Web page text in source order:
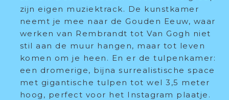
zijn eigen muziektrack. De kunstkamer
neemt je mee naar de Gouden Eeuw, waar
werken van Rembrandt tot Van Gogh niet
stil aan de muur hangen, maar tot leven
komen om je heen. En er de tulpenkamer:
een dromerige, bijna surrealistische space
met gigantische tulpen tot wel 3,5 meter
hoog, perfect voor het Instagram plaatje.